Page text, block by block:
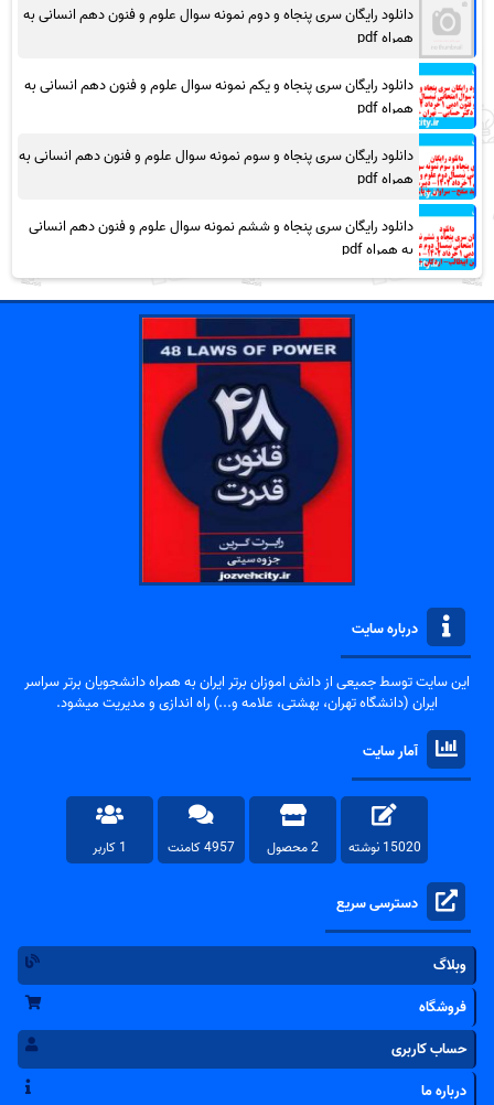
دانلود رایگان سری پنجاه و دوم نمونه سوال علوم و فنون دهم انسانی به
همراه pdf
دانلود رایگان سری پنجاه و یکم نمونه سوال علوم و فنون دهم انسانی به
همراه pdf
دانلود رایگان سری پنجاه و سوم نمونه سوال علوم و فنون دهم انسانی به
همراه pdf
دانلود رایگان سری پنجاه و ششم نمونه سوال علوم و فنون دهم انسانی
به همراه pdf
درباره سایت
این سایت توسط جمیعی از دانش اموزان برتر ایران به همراه دانشجویان برتر سراسر
ایران (دانشگاه تهران، بهشتی، علامه و...) راه اندازی و مدیریت میشود.
آمار سایت
15020 نوشته 2 محصول 4957 کامنت 1 کاربر
دسترسی سریع
وبلاگ
فروشگاه
حساب کاربری
درباره ما